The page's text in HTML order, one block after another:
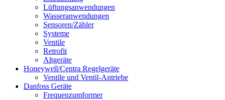
Lüftungsanwendungen
Wasseranwendungen
Sensoren/Zähler
Systeme
Ventile
Retrofit
Altgeräte
Honeywell/Centra Regelgeräte
Ventile und Ventil-Antriebe
Danfoss Geräte
Frequenzumformer